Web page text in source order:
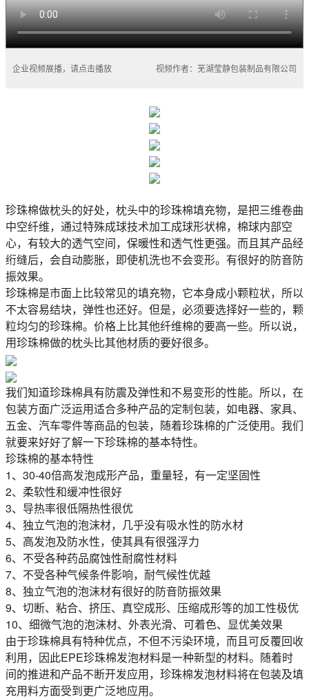
企业视频展播，请点击播放 视频作者：芜湖莹静包装制品有限公司
珍珠棉做枕头的好处，枕头中的珍珠棉填充物，是把三维卷曲
中空纤维，通过特殊成球技术加工成球形状棉，棉球内部空
心，有较大的透气空间，保暖性和透气性更强。而且其产品经
绗缝后，会自动膨胀，即使机洗也不会变形。有很好的防音防
振效果。
珍珠棉是市面上比较常见的填充物，它本身成小颗粒状，所以
不太容易结块，弹性也还好。但是，必须要选择好一些的，颗
粒均匀的珍珠棉。价格上比其他纤维棉的要高一些。所以说，
用珍珠棉做的枕头比其他材质的要好很多。
我们知道珍珠棉具有防震及弹性和不易变形的性能。所以，在
包装方面广泛运用适合多种产品的定制包装，如电器、家具、
五金、汽车零件等商品的包装，随着珍珠棉的广泛使用。我们
就要来好好了解一下珍珠棉的基本特性。
珍珠棉的基本特性
1、30-40倍高发泡成形产品，重量轻，有一定坚固性
2、柔软性和缓冲性很好
3、导热率很低隔热性很优
4、独立气泡的泡沫材，几乎没有吸水性的防水材
5、高发泡及防水性，使其具有很强浮力
6、不受各种药品腐蚀性耐腐性材料
7、不受各种气候条件影响，耐气候性优越
8、独立气泡的泡沫材有很好的防音防振效果
9、切断、粘合、挤压、真空成形、压缩成形等的加工性极优
10、细微气泡的泡沫材、外表光滑、可着色、显优美效果
由于珍珠棉具有特种优点，不但不污染环境，而且可反覆回收
利用，因此EPE珍珠棉发泡材料是一种新型的材料。随着时
间的推进和产品不断开发应用，珍珠棉发泡材料将在包装及填
充用料方面受到更广泛地应用。